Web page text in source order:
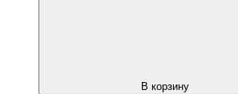
В корзину